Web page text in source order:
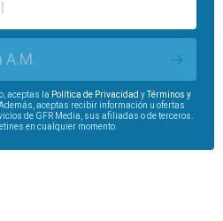
A.M.
aceptas la Política de Privacidad yTérminos y
aceptas recibir información u ofertas
de GFR Media, sus afiliadas o de terceros.
en cualquier momento.